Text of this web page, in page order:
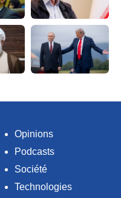
Opinions
Podcasts
Société
Technologies